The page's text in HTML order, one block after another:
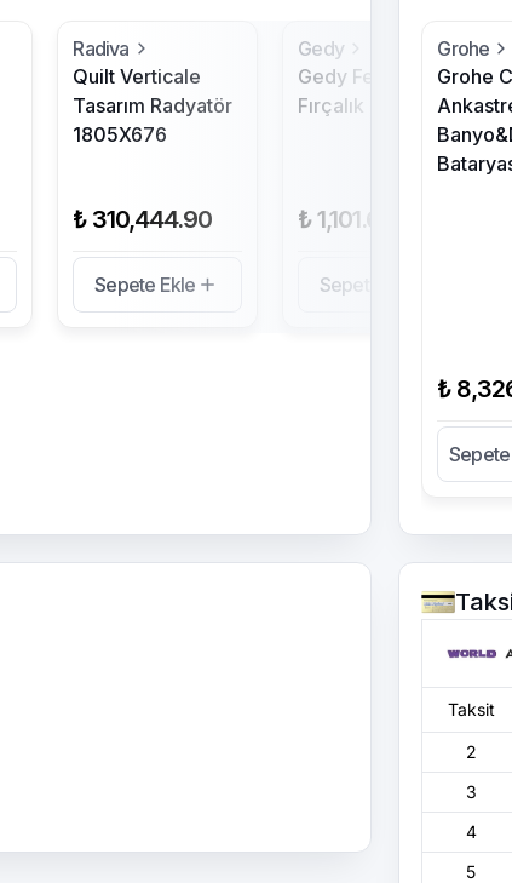
Radiva
Quilt Verticale
Tasarım Radyatör
1805X676
₺ 310,444.90
Sepete Ekle
Gedy
Gedy Febo Diş
Fırçalık - Krom
₺ 1,101.60
Sepete Ekle
Grohe
Grohe
₺
Taksit
2
3
4
5